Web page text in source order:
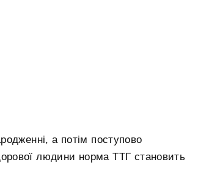
а потім поступово
людини норма ТТГ становить